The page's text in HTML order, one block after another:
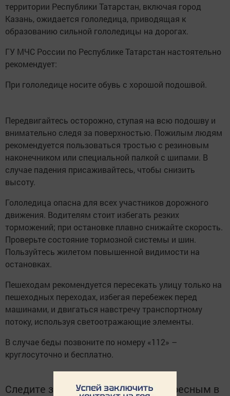
территории Республики Татарстан, включая город
Казань, ожидается гололедица, приводящая к
образованию сильной гололедицы на дорогах.
ГУ МЧС России по Республике Татарстан настоятельно
рекомендует:
При гололедице носите обувь с хорошой подошвой.
Передвигайтесь осторожно, ступая на всю подошву и
внимательно следя за поверхностью. Пожилым людям
рекомендуется пользоваться тростью с резиновым
наконечником или специальной палкой с шипами. В
случае падения присаживайтесь, чтобы снизить
высоту.
Гололедица опасна для всех участников дорожного
движения. Водителям стоит избегать резких
торможений; при остановке плавно снижайте скорость.
Проверьте состояние тормозной системы и шин.
Пользуйтесь жилетом повышенной видимости на
остановках.
Пешеходам рекомендуется пересекать улицу только на
пешеходных переходах, избегая перебежек перед
машинами, и двигаться навстречу транспортному
потоку, используя светоотражающие элементы.
В случае беды позвоните по номеру «112» –
круглосуточно и бесплатно.
Следите за самым важным и интересным в